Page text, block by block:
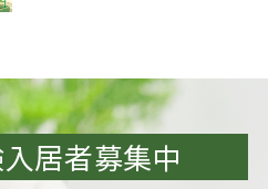
居者募集中